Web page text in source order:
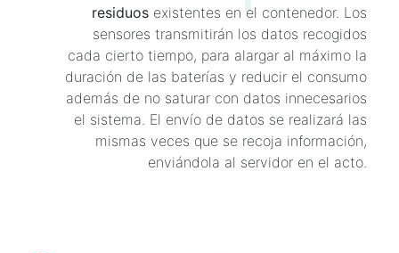
residuos existentes en el contenedor. Los
sensores transmitirán los datos recogidos
cada cierto tiempo, para alargar al máximo la
duración de las baterías y reducir el consumo
además de no saturar con datos innecesarios
el sistema. El envío de datos se realizará las
mismas veces que se recoja información,
enviándola al servidor en el acto.